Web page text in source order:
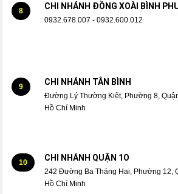
8 CHI NHÁNH ĐỒNG XOÀI BÌNH
0932.678.007 - 0932.600.012
9 CHI NHÁNH TÂN BÌNH
Đường Lý Thường Kiệt, Phường 8,
Hồ Chí Minh
10 CHI NHÁNH QUẬN 1O
242 Đường Ba Tháng Hai, Phường 12,
Hồ Chí Minh